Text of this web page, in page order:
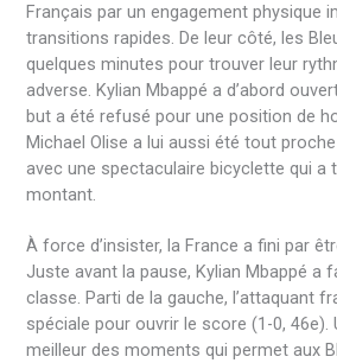
Français par un engagement physique
transitions rapides. De leur côté, les
quelques minutes pour trouver leur
adverse. Kylian Mbappé a d’abord
but a été refusé pour une position de
Michael Olise a lui aussi été tout
avec une spectaculaire bicyclette qui a
montant.
À force d’insister, la France a fini par
Juste avant la pause, Kylian Mbappé a
classe. Parti de la gauche, l’attaquant
spéciale pour ouvrir le score (1-0, 46e).
meilleur des moments qui permet aux